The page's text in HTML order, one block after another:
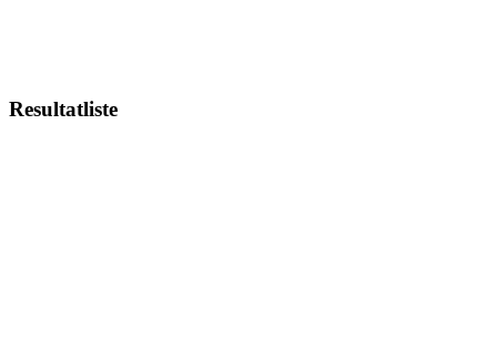
Resultatliste